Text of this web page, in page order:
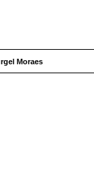
Moraes